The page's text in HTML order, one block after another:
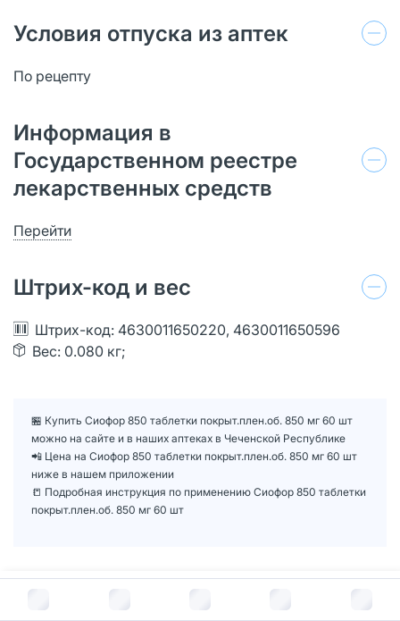
В корзину за руб.
Условия отпуска из аптек
По рецепту
Информация в
Государственном реестре
лекарственных средств
Перейти
Штрих-код и вес
Штрих-код: 4630011650220, 4630011650596
Вес: 0.080 кг;
🏪 Купить Сиофор 850 таблетки покрыт.плен.об. 850 мг 60 шт
можно на сайте и в наших аптеках в Чеченской Республике
📲 Цена на Сиофор 850 таблетки покрыт.плен.об. 850 мг 60 шт
ниже в нашем приложении
📒 Подробная инструкция по применению Сиофор 850 таблетки
покрыт.плен.об. 850 мг 60 шт
Формы выпуска1